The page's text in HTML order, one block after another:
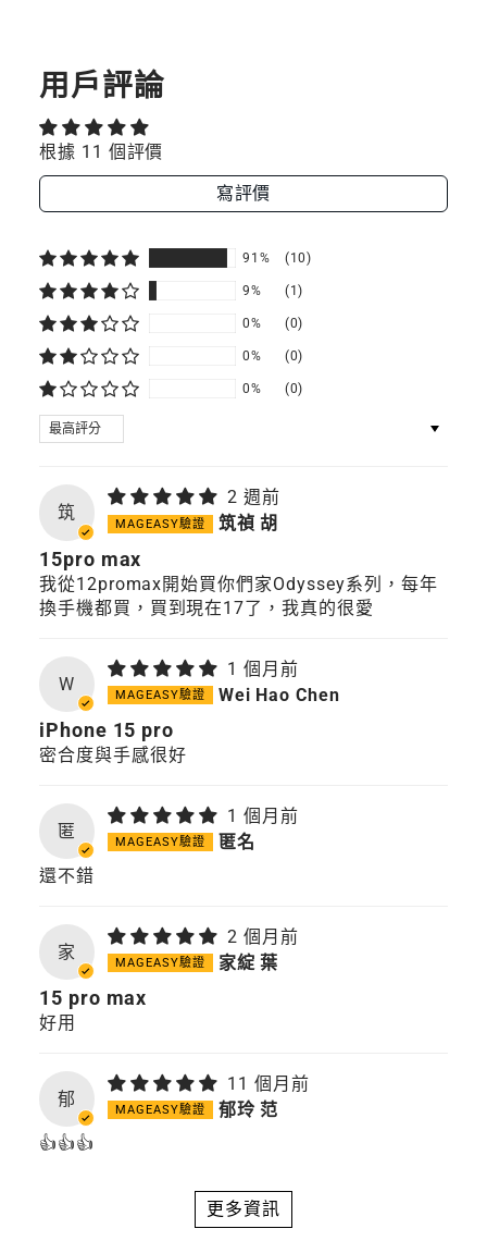
（M
MagSafe）
用戶評論
根據 11 個評價
寫評價
91% (10)
9% (1)
0% (0)
0% (0)
0% (0)
SORT BY
筑
2 週前
筑禎 胡
15pro max
我從12promax開始買你們家Odyssey系列，每年
換手機都買，買到現在17了，我真的很愛
W
1 個月前
Wei Hao Chen
iPhone 15 pro
密合度與手感很好
匿
1 個月前
匿名
還不錯
家
2 個月前
家綻 葉
15 pro max
好用
郁
11 個月前
郁玲 范
👍👍👍
更多資訊